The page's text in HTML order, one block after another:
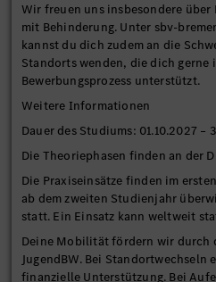
Wir freuen uns insbesondere über
mit Behinderung. Unter sbv-
kannst du dich zudem an die
Standorts wenden, die dich gerne
Bewerbungsprozess unterstützt.
Weitere Informationen
Dauer des Studiums: 01.10.2027 –
Die Theoriephasen finden an der
Die Praxiseinsätze finden im
ab dem zweiten Studienjahr
statt. Ein Einsatz kann weltweit
Deine Mobilität fördern wir durch
JugendBW. Bei
finanzielle Unterstützung. Bei